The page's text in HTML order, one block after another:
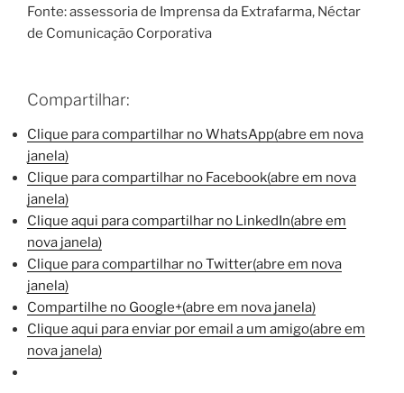
Fonte: assessoria de Imprensa da Extrafarma, Néctar
de Comunicação Corporativa
Compartilhar:
Clique para compartilhar no WhatsApp(abre em nova
janela)
Clique para compartilhar no Facebook(abre em nova
janela)
Clique aqui para compartilhar no LinkedIn(abre em
nova janela)
Clique para compartilhar no Twitter(abre em nova
janela)
Compartilhe no Google+(abre em nova janela)
Clique aqui para enviar por email a um amigo(abre em
nova janela)